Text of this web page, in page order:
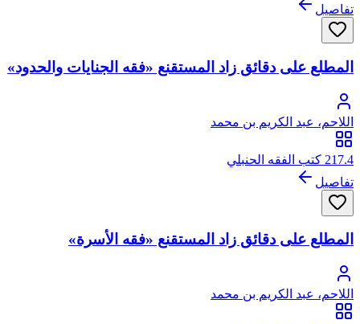
تفاصيل
المطلع على دقائق زاد المستقنع «فقه الجنايات والحدود»
اللاحم، عبد الكريم بن محمد
217.4 كتب الفقه الحنبلي
تفاصيل
المطلع على دقائق زاد المستقنع «فقه الأسرة»
اللاحم، عبد الكريم بن محمد